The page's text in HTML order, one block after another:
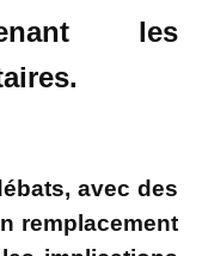
les
avec des
remplacement